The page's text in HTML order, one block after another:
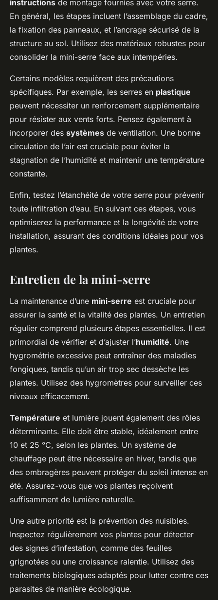
instructions de montage fournies avec votre serre.
En général, les étapes incluent l’assemblage du cadre,
la fixation des panneaux, et l’ancrage sécurisé de la
structure au sol. Utilisez des matériaux robustes pour
consolider la mini-serre face aux intempéries.
Certains modèles requièrent des précautions
spécifiques. Par exemple, les serres en plastique
peuvent nécessiter un renforcement supplémentaire
pour résister aux vents forts. Pensez également à
incorporer des systèmes de ventilation. Une bonne
circulation de l’air est cruciale pour éviter la
stagnation de l’humidité et maintenir une température
constante.
Enfin, testez l’étanchéité de votre serre pour prévenir
toute infiltration d’eau. En suivant ces étapes, vous
optimiserez la performance et la longévité de votre
installation, assurant des conditions idéales pour vos
plantes.
Entretien de la mini-serre
La maintenance d’une mini-serre est cruciale pour
assurer la santé et la vitalité des plantes. Un entretien
régulier comprend plusieurs étapes essentielles. Il est
primordial de vérifier et d’ajuster l’humidité. Une
hygrométrie excessive peut entraîner des maladies
fongiques, tandis qu’un air trop sec dessèche les
plantes. Utilisez des hygromètres pour surveiller ces
niveaux efficacement.
Température et lumière jouent également des rôles
déterminants. Elle doit être stable, idéalement entre
10 et 25 °C, selon les plantes. Un système de
chauffage peut être nécessaire en hiver, tandis que
des ombragères peuvent protéger du soleil intense en
été. Assurez-vous que vos plantes reçoivent
suffisamment de lumière naturelle.
Une autre priorité est la prévention des nuisibles.
Inspectez régulièrement vos plantes pour détecter
des signes d’infestation, comme des feuilles
grignotées ou une croissance ralentie. Utilisez des
traitements biologiques adaptés pour lutter contre ces
parasites de manière écologique.